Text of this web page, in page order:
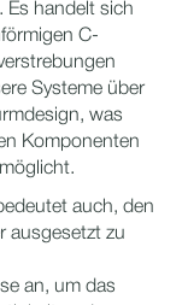
Es handelt sich
C-
Systeme über
was
Komponenten
auch, den
ausgesetzt zu
an, um das